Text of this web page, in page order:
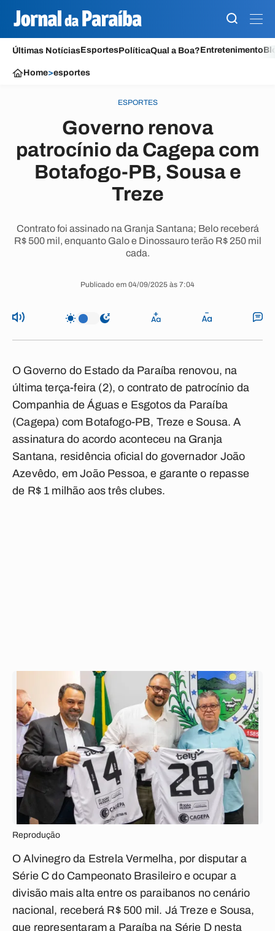
Últimas NotíciasEsportesPolíticaQual a Boa?Entretenimento
Home>esportes
ESPORTES
Governo renova
patrocínio da Cagepa com
Botafogo-PB, Sousa e
Treze
Contrato foi assinado na Granja Santana; Belo receberá
R$ 500 mil, enquanto Galo e Dinossauro terão R$ 250 mil
cada.
Publicado em 04/09/2025 às 7:04
O Governo do Estado da Paraíba renovou, na
última terça-feira (2), o contrato de patrocínio da
Companhia de Águas e Esgotos da Paraíba
(Cagepa) com Botafogo-PB, Treze e Sousa. A
assinatura do acordo aconteceu na Granja
Santana, residência oficial do governador João
Azevêdo, em João Pessoa, e garante o repasse
de R$ 1 milhão aos três clubes.
Reprodução
O Alvinegro da Estrela Vermelha, por disputar a
Série C do Campeonato Brasileiro e ocupar a
divisão mais alta entre os paraibanos no cenário
nacional, receberá R$ 500 mil. Já Treze e Sousa,
que representaram a Paraíba na Série D nesta